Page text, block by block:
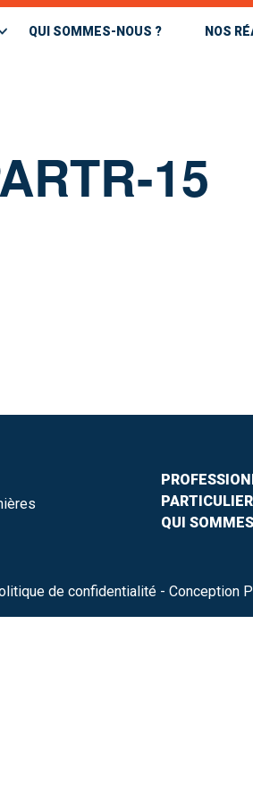
QUI SOMMES-NOUS ? NOS
15
QUI
de confidentialité - Conception